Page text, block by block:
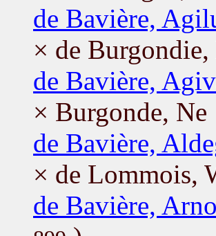
de Bavière,
× de Burgondie,
de Bavière,
× Burgonde, Ne
de Bavière,
× de Lommois,
de Bavière,